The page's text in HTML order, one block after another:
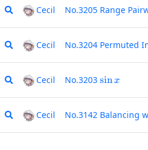
Cecil No.3205 Range
Cecil No.3204 Permuted
Cecil No.3203 \sin{x}
sinx
Cecil No.3142 Balancing